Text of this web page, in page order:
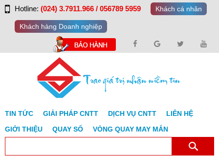
Hotline: (024) 3.7911.966 / 056789 5959 Khách cá nhân
Khách hàng Doanh nghiệp
TIN TỨC GIẢI PHÁP CNTT DỊCH VỤ CNTT
LIÊN HỆ
GIỚI THIỆU
QUAY SỐ VÒNG QUAY MAY MẮN